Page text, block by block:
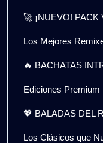
🚀 ¡NUEVO!
Los Mejores
🔥 BACHATAS
Ediciones
💖 BALADAS DEL
Los Clásicos que